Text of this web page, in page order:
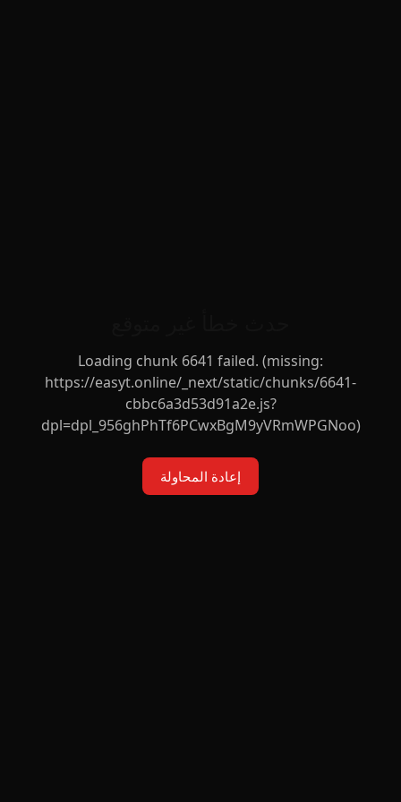
Loading chunk 6641 failed. (missing:
https://easyt.online/_next/static/chunks/6641-
cbbc6a3d53d91a2e.js?
dpl=dpl_956ghPhTf6PCwxBgM9yVRmWPGNoo)
إعادة المحاولة